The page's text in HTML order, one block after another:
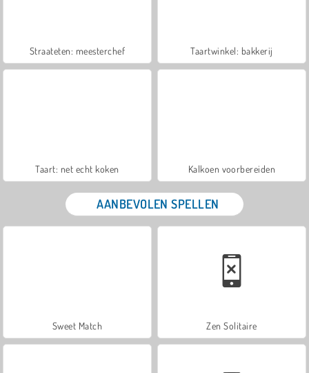
Straateten: meesterchef Taartwinkel: bakkerij
Taart: net echt koken Kalkoen voorbereiden
AANBEVOLEN SPELLEN
Sweet Match Zen Solitaire